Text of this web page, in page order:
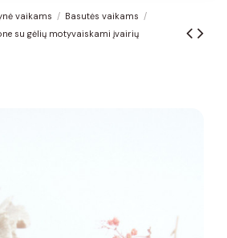
vaikams
Basutės vaikams
su gėlių motyvaiskami įvairių